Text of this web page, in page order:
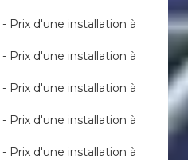
Prix d'une installation à
Prix d'une installation à
Prix d'une installation à
Prix d'une installation à
Prix d'une installation à